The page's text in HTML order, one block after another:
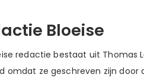
Bloeise
redactie bestaat uit Thomas
omdat ze geschreven zijn door